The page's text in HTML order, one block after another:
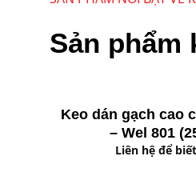
Sản phẩm
Keo dán gạch cao
– Wel 801
Liên hệ để